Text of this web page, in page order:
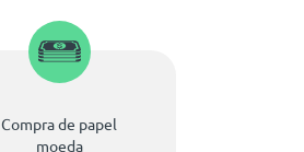
Compra de papel
moeda